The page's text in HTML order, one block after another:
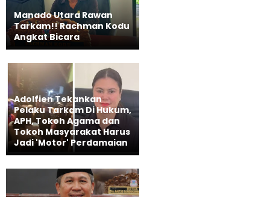
Manado Utara Rawan
Tarkam!! Rachman Kodu
Angkat Bicara
Adolfien Tekankan
Pelaku Tarkam Di Hukum,
APH, Tokoh Agama dan
Tokoh Masyarakat Harus
Jadi 'Motor' Perdamaian